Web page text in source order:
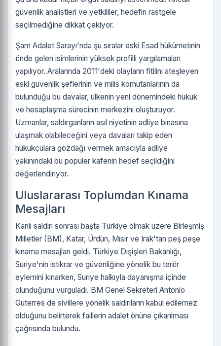
güvenlik analistleri ve yetkililer, hedefin rastgele
seçilmediğine dikkat çekiyor.
Şam Adalet Sarayı'nda şu sıralar eski Esad hükümetinin
önde gelen isimlerinin yüksek profilli yargılamaları
yapılıyor. Aralarında 2011'deki olayların fitilini ateşleyen
eski güvenlik şeflerinin ve milis komutanlarının da
bulunduğu bu davalar, ülkenin yeni dönemindeki hukuk
ve hesaplaşma sürecinin merkezini oluşturuyor.
Uzmanlar, saldırganların asıl niyetinin adliye binasına
ulaşmak olabileceğini veya davaları takip eden
hukukçulara gözdağı vermek amacıyla adliye
yakınındaki bu popüler kafenin hedef seçildiğini
değerlendiriyor.
Uluslararası Toplumdan Kınama
Mesajları
Kanlı saldırı sonrası başta Türkiye olmak üzere Birleşmiş
Milletler (BM), Katar, Ürdün, Mısır ve Irak'tan peş peşe
kınama mesajları geldi. Türkiye Dışişleri Bakanlığı,
Suriye'nin istikrar ve güvenliğine yönelik bu terör
eylemini kınarken, Suriye halkıyla dayanışma içinde
olunduğunu vurguladı. BM Genel Sekreteri Antonio
Guterres de sivillere yönelik saldırıların kabul edilemez
olduğunu belirterek faillerin adalet önüne çıkarılması
çağrısında bulundu.